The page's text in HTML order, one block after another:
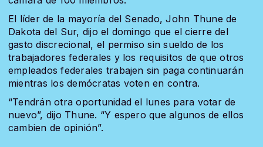
El líder de la mayoría del Senado, John Thune de
Dakota del Sur, dijo el domingo que el cierre del
gasto discrecional, el permiso sin sueldo de los
trabajadores federales y los requisitos de que otros
empleados federales trabajen sin paga continuarán
mientras los demócratas voten en contra.
“Tendrán otra oportunidad el lunes para votar de
nuevo”, dijo Thune. “Y espero que algunos de ellos
cambien de opinión”.